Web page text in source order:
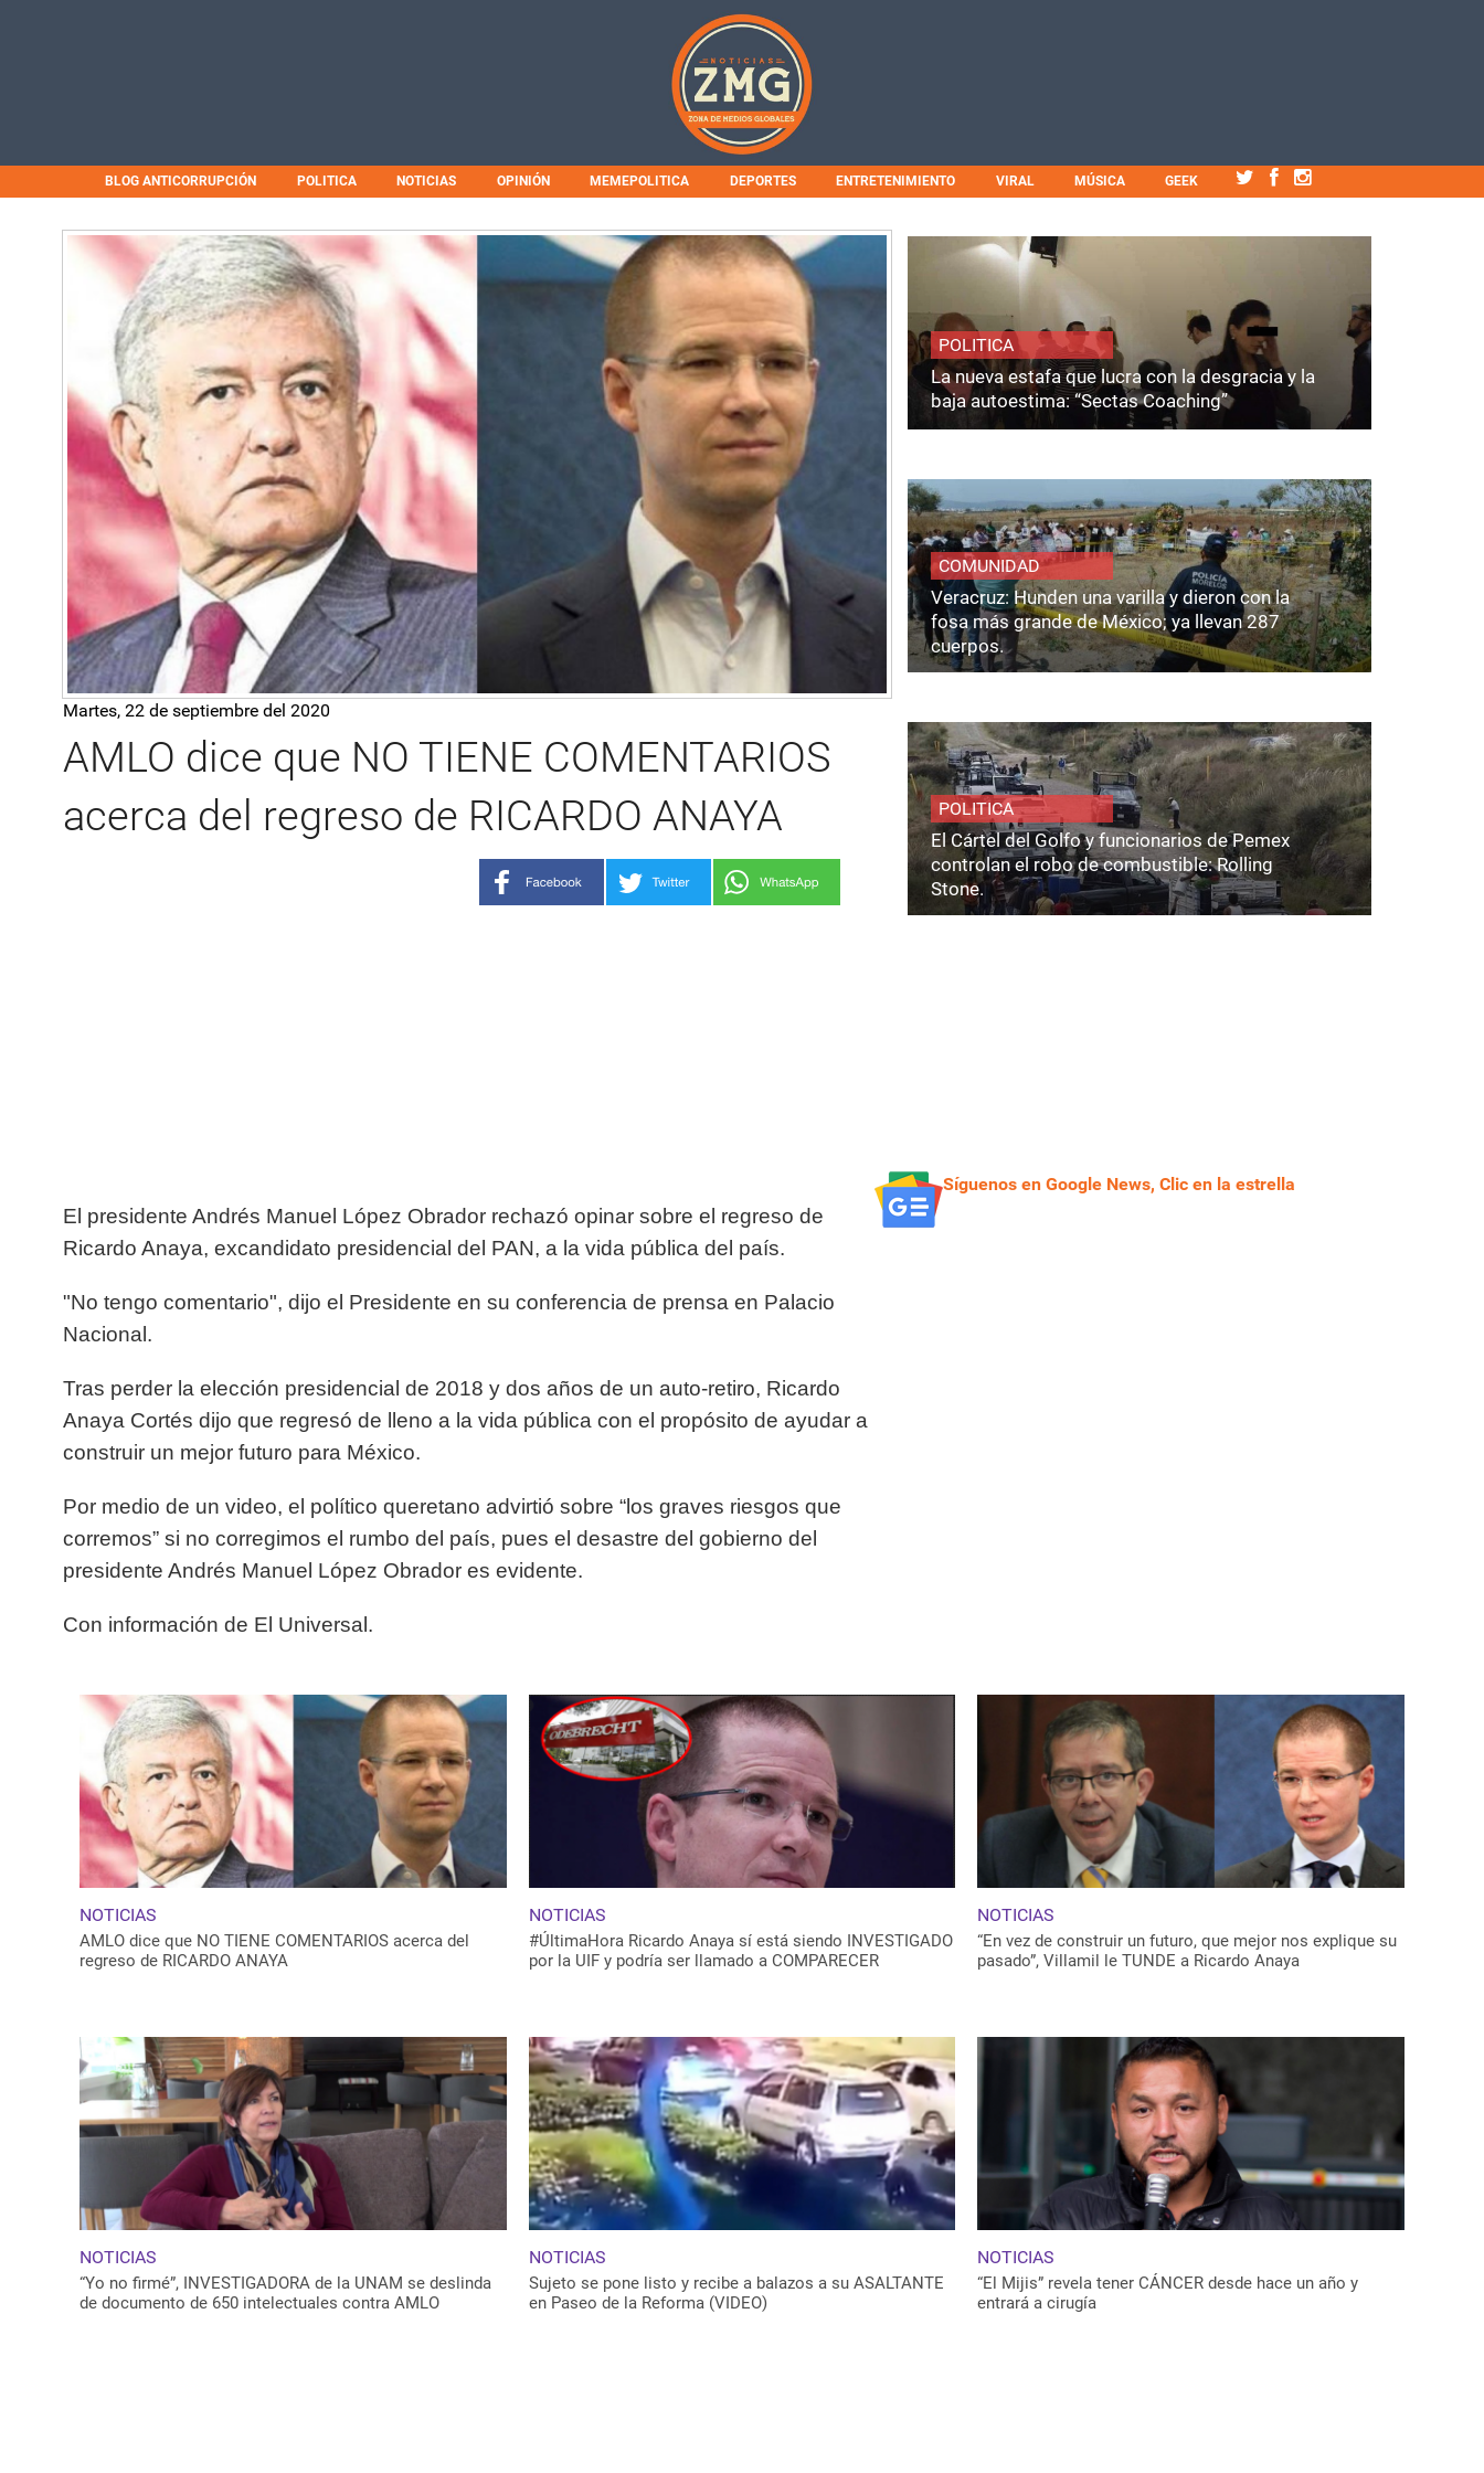
BLOG ANTICORRUPCIÓN POLITICA NOTICIAS OPINIÓN MEMEPOLITICA DEPORTES ENTRETENIMIENTO VIRAL MÚSICA GEEK
Martes, 22 de septiembre del 2020
AMLO dice que NO TIENE COMENTARIOS
acerca del regreso de RICARDO ANAYA
El presidente Andrés Manuel López Obrador rechazó opinar sobre el regreso de
Ricardo Anaya, excandidato presidencial del PAN, a la vida pública del país.
"No tengo comentario", dijo el Presidente en su conferencia de prensa en Palacio
Nacional.
Tras perder la elección presidencial de 2018 y dos años de un auto-retiro, Ricardo
Anaya Cortés dijo que regresó de lleno a la vida pública con el propósito de ayudar a
construir un mejor futuro para México.
Por medio de un video, el político queretano advirtió sobre “los graves riesgos que
corremos” si no corregimos el rumbo del país, pues el desastre del gobierno del
presidente Andrés Manuel López Obrador es evidente.
Con información de El Universal.
POLITICA
La nueva estafa que lucra con la desgracia y la
baja autoestima: “Sectas Coaching”
COMUNIDAD
Veracruz: Hunden una varilla y dieron con la
fosa más grande de México; ya llevan 287
cuerpos.
POLITICA
El Cártel del Golfo y funcionarios de Pemex
controlan el robo de combustible: Rolling
Stone.
Síguenos en Google News, Clic en la estrella
NOTICIAS
AMLO dice que NO TIENE COMENTARIOS acerca del
regreso de RICARDO ANAYA
NOTICIAS
#ÚltimaHora Ricardo Anaya sí está siendo INVESTIGADO
por la UIF y podría ser llamado a COMPARECER
NOTICIAS
“En vez de construir un futuro, que mejor nos explique su
pasado”, Villamil le TUNDE a Ricardo Anaya
NOTICIAS
“Yo no firmé”, INVESTIGADORA de la UNAM se deslinda
de documento de 650 intelectuales contra AMLO
NOTICIAS
Sujeto se pone listo y recibe a balazos a su ASALTANTE
en Paseo de la Reforma (VIDEO)
NOTICIAS
“El Mijis” revela tener CÁNCER desde hace un año y
entrará a cirugía